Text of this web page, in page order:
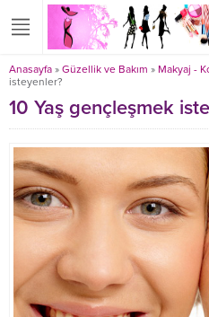
Anasayfa » Güzellik ve Bakım » Makyaj -
isteyenler?
10 Yaş gençleşmek